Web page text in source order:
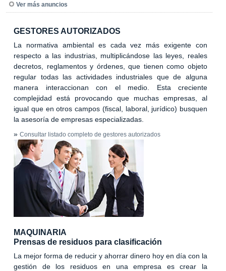
Ver más anuncios
GESTORES AUTORIZADOS
La normativa ambiental es cada vez más exigente con
respecto a las industrias, multiplicándose las leyes, reales
decretos, reglamentos y órdenes, que tienen como objeto
regular todas las actividades industriales que de alguna
manera interaccionan con el medio. Esta creciente
complejidad está provocando que muchas empresas, al
igual que en otros campos (fiscal, laboral, jurídico) busquen
la asesoría de empresas especializadas.
» Consultar listado completo de gestores autorizados
MAQUINARIA
Prensas de residuos para clasificación
La mejor forma de reducir y ahorrar dinero hoy en día con la
gestión de los residuos en una empresa es crear la